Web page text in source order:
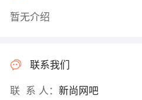
暂无介绍
联系我们
联 系 人： 新尚网吧